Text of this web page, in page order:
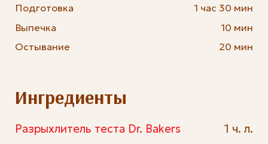
Подготовка
Выпечка
Остывание
1 час 30 мин
10 мин
20 мин
Ингредиенты
Разрыхлитель теста Dr. Bakers 1 ч. л.